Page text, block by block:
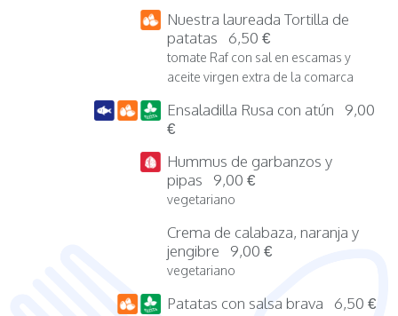
Nuestra laureada Tortilla de
patatas 6,50 €
tomate Raf con sal en escamas y
aceite virgen extra de la comarca
Ensaladilla Rusa con atún 9,00
€
Hummus de garbanzos y
pipas 9,00 €
vegetariano
Crema de calabaza, naranja y
jengibre 9,00 €
vegetariano
Patatas con salsa brava 6,50 €